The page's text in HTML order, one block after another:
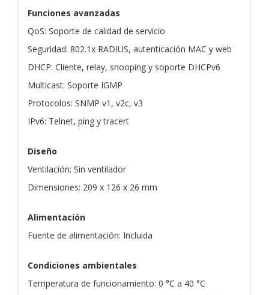
Funciones avanzadas
QoS: Soporte de calidad de servicio
Seguridad: 802.1x RADIUS, autenticación MAC y web
DHCP: Cliente, relay, snooping y soporte DHCPv6
Multicast: Soporte IGMP
Protocolos: SNMP v1, v2c, v3
IPv6: Telnet, ping y tracert
Diseño
Ventilación: Sin ventilador
Dimensiones: 209 x 126 x 26 mm
Alimentación
Fuente de alimentación: Incluida
Condiciones ambientales
Temperatura de funcionamiento: 0 °C a 40 °C